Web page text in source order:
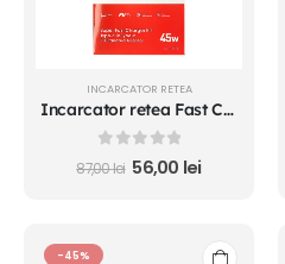
INCARCATOR RETEA
Incarcator retea Fast Charge Type-C - Type-C 45W TRANYOO
out of 5
87,00lei 56,00 lei
-45%